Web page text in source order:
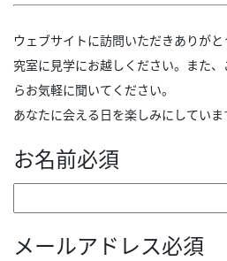
ウェブサイトに訪問いただきありが
究室に見学にお越しください。また
らお気軽に聞いてください。
あなたに会える日を楽しみにしていま
お名前必須
メールアドレス必須